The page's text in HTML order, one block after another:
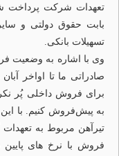
بابت حقوق دولتی و
تسهیلات بانکی.
وی با اشاره به وضعیت
صادراتی ما تا اواخر
برای فروش داخلی پُر
تیرآهن مربوط به تعهدات
فروش با نرخ ‌های